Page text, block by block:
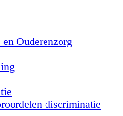
Ouderenzorg
discriminatie